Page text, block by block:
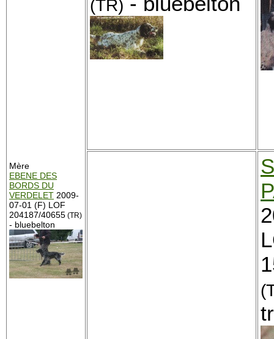
Mère
EBENE DES
BORDS DU
VERDELET 2009-
07-01 (F) LOF
204187/40655 (TR)
- bluebelton
(TR)